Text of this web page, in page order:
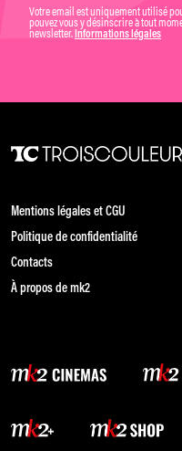
Votre email est uniquement utilisé
pouvez vous y désinscrire à tout
newsletter. Informations légales
Mentions légales et CGU
Politique de confidentialité
Contacts
À propos de mk2